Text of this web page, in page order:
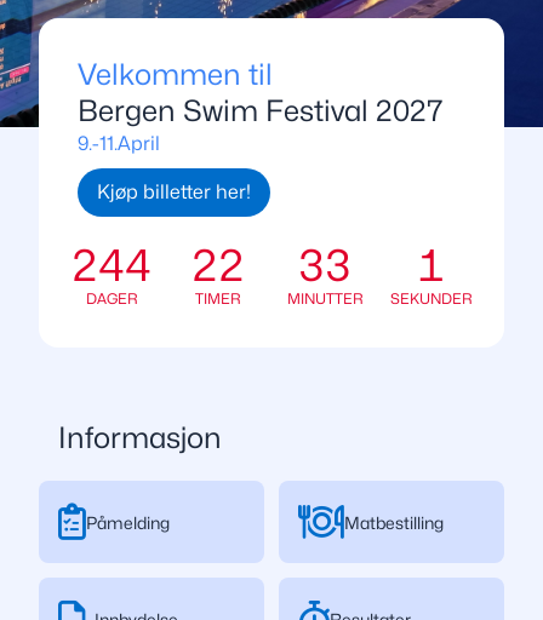
Velkommen til
Bergen Swim Festival 2027
9.-11.April
Kjøp billetter her!
244
DAGER
22
TIMER
33
MINUTTER
1
SEKUNDER
Informasjon
Påmelding Matbestilling